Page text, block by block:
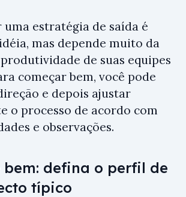
estratégia de saída é
mas depende muito da
de suas equipes
começar bem, você pode
e depois ajustar
o processo de acordo com
e observações.
bem: defina o perfil de
típico